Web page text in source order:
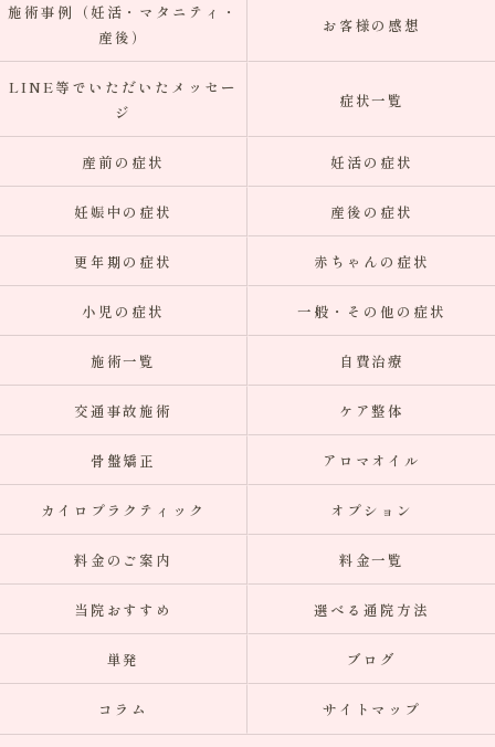
施術事例（妊活・マタニティ・
産後）
お客様の感想
LINE等でいただいたメッセー
ジ
症状一覧
産前の症状 妊活の症状
妊娠中の症状 産後の症状
更年期の症状 赤ちゃんの症状
小児の症状 一般・その他の症状
施術一覧 自費治療
交通事故施術 ケア整体
骨盤矯正 アロマオイル
カイロプラクティック オプション
料金のご案内 料金一覧
当院おすすめ 選べる通院方法
単発 ブログ
コラム サイトマップ